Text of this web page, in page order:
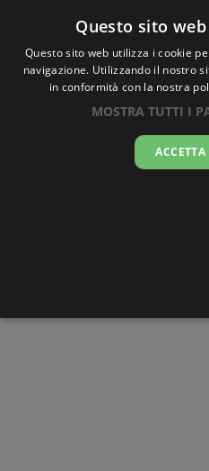
Ora
Questo sito
Questo sito web utilizza i cookie
navigazione. Utilizzando il nostro
in conformità con la nostra
MOSTRA TUTTI I